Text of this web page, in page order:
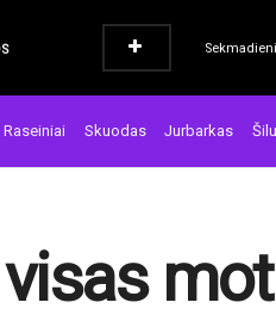
Raseiniai Skuodas Jurbarkas